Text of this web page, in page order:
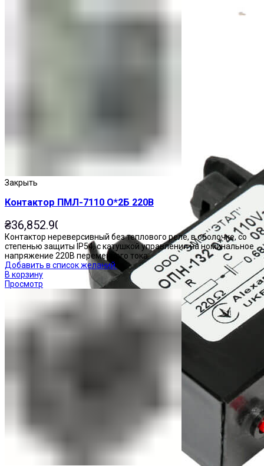
Приставки выдержки времени
Закрыть
Контактор ПМЛ-7110 О*2Б 220В
₴36,852.90
Контактор нереверсивный без теплового реле, в оболочке, со
степенью защиты IP54, с катушкой управления на номинальное
напряжение 220В переменного тока.
Добавить в список желаний
В корзину
Просмотр